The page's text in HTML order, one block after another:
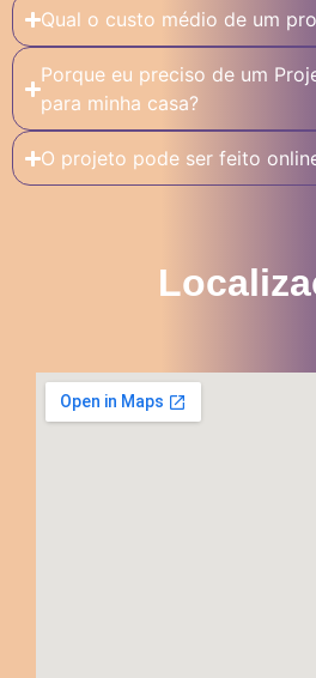
Qual o custo médio de um
Porque eu preciso de um
para minha casa?
O projeto pode ser feito